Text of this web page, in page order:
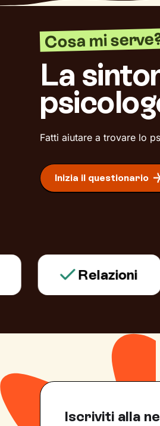
Cosa mi
La
Fatti aiutare a trovare lo
Inizia il questionario
Relazioni
Iscriviti alla